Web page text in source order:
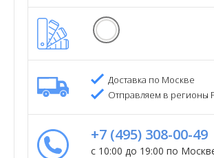
Доставка по Москве
Отправляем в регионы
+7 (495) 308-00-49
с 10:00 до 19:00 по